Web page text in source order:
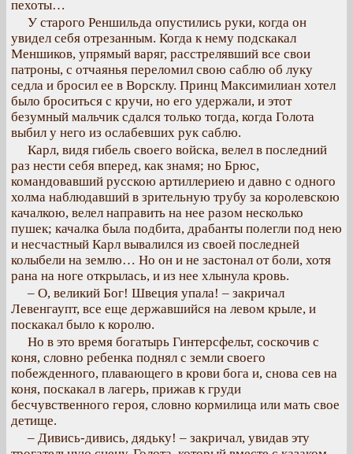
пехоты…
У старого Реншильда опустились руки, когда он
увидел себя отрезанным. Когда к нему подскакал
Меншиков, упрямый варяг, расстрелявший все свои
патроны, с отчаянья переломил свою саблю об луку
седла и бросил ее в Ворсклу. Принц Максимилиан хотел
было броситься с кручи, но его удержали, и этот
безумный мальчик сдался только тогда, когда Голота
выбил у него из ослабевших рук саблю.
Карл, видя гибель своего войска, велел в последний
раз нести себя вперед, как знамя; но Брюс,
командовавший русскою артиллериею и давно с одного
холма наблюдавший в зрительную трубу за королевскою
качалкою, велел направить на нее разом несколько
пушек; качалка была подбита, драбанты полегли под нею
и несчастный Карл вывалился из своей последней
колыбели на землю… Но он и не застонал от боли, хотя
рана на ноге открылась, и из нее хлынула кровь.
– О, великий Бог! Швеция упала! – закричал
Левенгаупт, все еще державшийся на левом крыле, и
поскакал было к королю.
Но в это время богатырь Гинтерсфельт, соскочив с
коня, словно ребенка поднял с земли своего
побежденного, плавающего в крови бога и, снова сев на
коня, поскакал в лагерь, прижав к груди
бесчувственного героя, словно кормилица или мать свое
детище.
– Дивись-дивись, дядьку! – закричал, увидав эту